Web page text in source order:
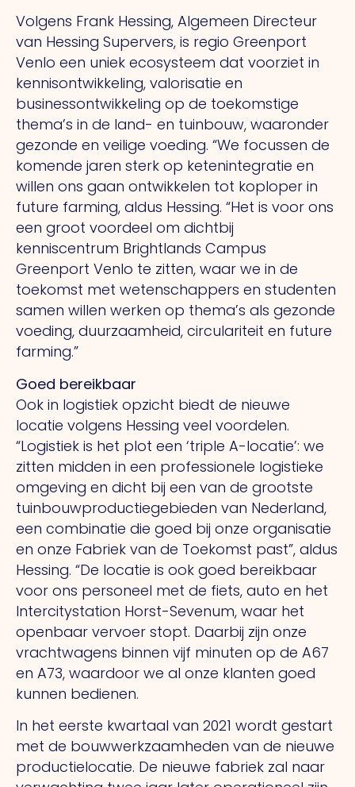
Volgens Frank Hessing, Algemeen Directeur
van Hessing Supervers, is regio Greenport
Venlo een uniek ecosysteem dat voorziet in
kennisontwikkeling, valorisatie en
businessontwikkeling op de toekomstige
thema’s in de land- en tuinbouw, waaronder
gezonde en veilige voeding. “We focussen de
komende jaren sterk op ketenintegratie en
willen ons gaan ontwikkelen tot koploper in
future farming, aldus Hessing. “Het is voor ons
een groot voordeel om dichtbij
kenniscentrum Brightlands Campus
Greenport Venlo te zitten, waar we in de
toekomst met wetenschappers en studenten
samen willen werken op thema’s als gezonde
voeding, duurzaamheid, circulariteit en future
farming.”
Goed bereikbaar
Ook in logistiek opzicht biedt de nieuwe
locatie volgens Hessing veel voordelen.
“Logistiek is het plot een ‘triple A-locatie’: we
zitten midden in een professionele logistieke
omgeving en dicht bij een van de grootste
tuinbouwproductiegebieden van Nederland,
een combinatie die goed bij onze organisatie
en onze Fabriek van de Toekomst past”, aldus
Hessing. “De locatie is ook goed bereikbaar
voor ons personeel met de fiets, auto en het
Intercitystation Horst-Sevenum, waar het
openbaar vervoer stopt. Daarbij zijn onze
vrachtwagens binnen vijf minuten op de A67
en A73, waardoor we al onze klanten goed
kunnen bedienen.
In het eerste kwartaal van 2021 wordt gestart
met de bouwwerkzaamheden van de nieuwe
productielocatie. De nieuwe fabriek zal naar